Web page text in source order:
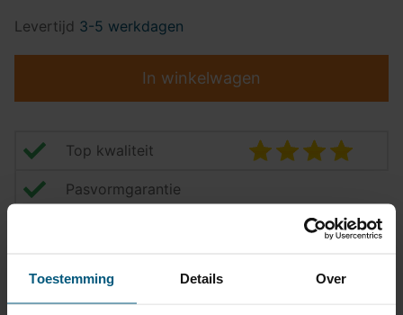
Toestemming Details Over
Levertijd 3-5 werkdagen
In winkelwagen
Top kwaliteit
Pasvormgarantie
Klantbeoordeling